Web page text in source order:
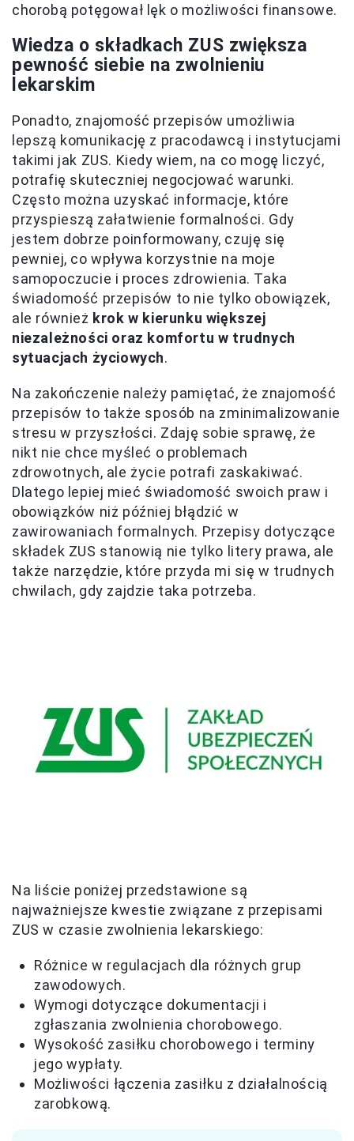
chorobą potęgował lęk o możliwości finansowe.
Wiedza o składkach ZUS zwiększa
pewność siebie na zwolnieniu
lekarskim
Ponadto, znajomość przepisów umożliwia
lepszą komunikację z pracodawcą i instytucjami
takimi jak ZUS. Kiedy wiem, na co mogę liczyć,
potrafię skuteczniej negocjować warunki.
Często można uzyskać informacje, które
przyspieszą załatwienie formalności. Gdy
jestem dobrze poinformowany, czuję się
pewniej, co wpływa korzystnie na moje
samopoczucie i proces zdrowienia. Taka
świadomość przepisów to nie tylko obowiązek,
ale również krok w kierunku większej
niezależności oraz komfortu w trudnych
sytuacjach życiowych.
Na zakończenie należy pamiętać, że znajomość
przepisów to także sposób na zminimalizowanie
stresu w przyszłości. Zdaję sobie sprawę, że
nikt nie chce myśleć o problemach
zdrowotnych, ale życie potrafi zaskakiwać.
Dlatego lepiej mieć świadomość swoich praw i
obowiązków niż później błądzić w
zawirowaniach formalnych. Przepisy dotyczące
składek ZUS stanowią nie tylko litery prawa, ale
także narzędzie, które przyda mi się w trudnych
chwilach, gdy zajdzie taka potrzeba.
Na liście poniżej przedstawione są
najważniejsze kwestie związane z przepisami
ZUS w czasie zwolnienia lekarskiego:
Różnice w regulacjach dla różnych grup
zawodowych.
Wymogi dotyczące dokumentacji i
zgłaszania zwolnienia chorobowego.
Wysokość zasiłku chorobowego i terminy
jego wypłaty.
Możliwości łączenia zasiłku z działalnością
zarobkową.